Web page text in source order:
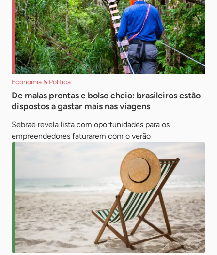
Economia & Política
De malas prontas e bolso cheio: brasileiros estão
dispostos a gastar mais nas viagens
Sebrae revela lista com oportunidades para os
empreendedores faturarem com o verão